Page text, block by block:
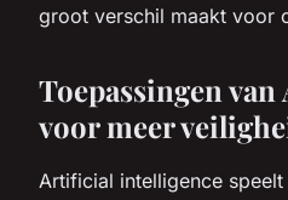
groot verschil maakt voor
Toepassingen van
voor meer
Artificial intelligence